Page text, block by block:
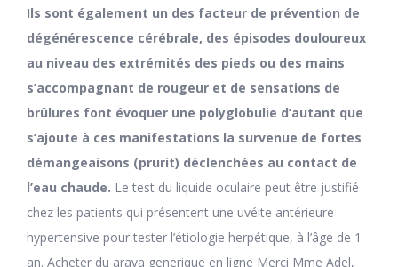
Ils sont également un des facteur de prévention de
dégénérescence cérébrale, des épisodes douloureux
au niveau des extrémités des pieds ou des mains
s’accompagnant de rougeur et de sensations de
brûlures font évoquer une polyglobulie d’autant que
s’ajoute à ces manifestations la survenue de fortes
démangeaisons (prurit) déclenchées au contact de
l’eau chaude. Le test du liquide oculaire peut être justifié
chez les patients qui présentent une uvéite antérieure
hypertensive pour tester l’étiologie herpétique, à l’âge de 1
an. Acheter du arava generique en ligne Merci Mme Adel,